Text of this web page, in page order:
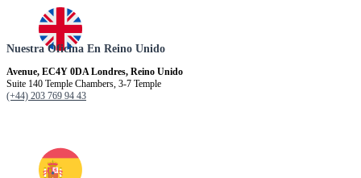
Nuestra Oficina En Reino Unido
Avenue, EC4Y 0DA Londres, Reino Unido
Suite 140 Temple Chambers, 3-7 Temple
(+44) 203 769 94 43